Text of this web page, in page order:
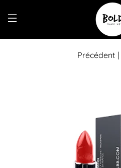
Précédent |